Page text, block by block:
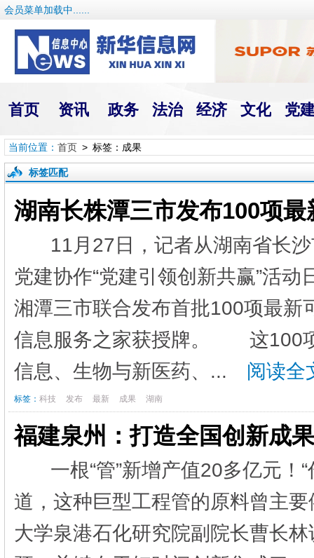
会员菜单加载中......
首页 资讯 政务 法治 经济 文化 党
当前位置： 首页> 标签：成果
标签匹配
湖南长株潭三市发布100项
11月27日，记者从湖南省长
党建协作“党建引领创新共赢”活
湘潭三市联合发布首批100项最新
信息服务之家获授牌。 这100
信息、生物与新医药、...
阅读全
标签： 科技 发布 最新 成果 湖南
福建泉州：打造全国创新成
一根“管”新增产值20多亿元！
道，这种巨型工程管的原料曾主
大学泉港石化研究院副院长曹长